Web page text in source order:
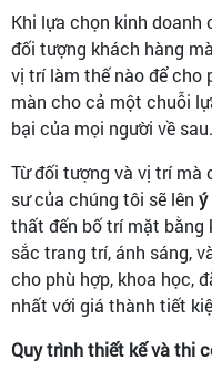
Khi lựa chọn kinh doanh
đối tượng khách hàng
vị trí làm thế nào để cho
màn cho cả một chuỗi
bại của mọi người về sau.
Từ đối tượng và vị trí mà
sư của chúng tôi sẽ lên ý
thất đến bố trí mặt bằng
sắc trang trí, ánh sáng,
cho phù hợp, khoa học,
nhất với giá thành tiết
Quy trình thiết kế và thi